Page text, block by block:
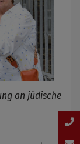
an jüdische